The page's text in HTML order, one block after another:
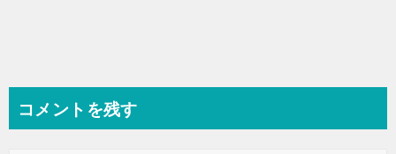
コメントを残す